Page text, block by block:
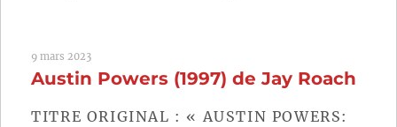
9 mars 2023
Austin Powers (1997) de Jay Roach
TITRE ORIGINAL : « AUSTIN POWERS: